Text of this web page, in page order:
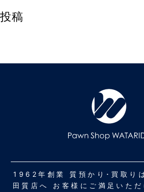
投稿
1962年創業 質預かり･買取り
田質店へ お客様にご満足いた